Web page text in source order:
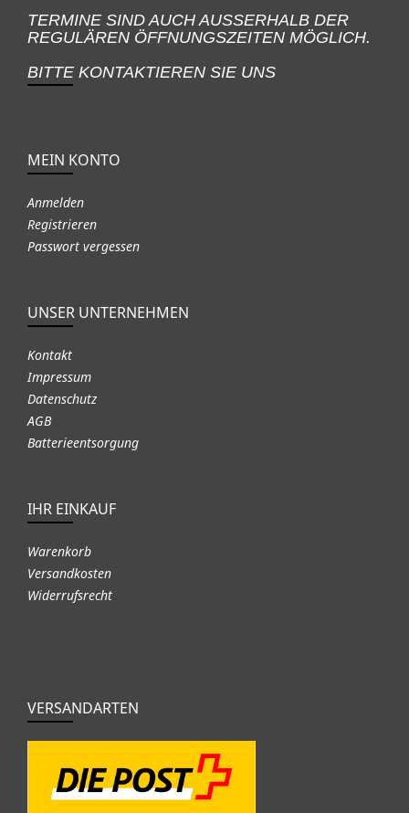
TERMINE SIND AUCH AUSSERHALB DER
REGULÄREN ÖFFNUNGSZEITEN MÖGLICH.
BITTE KONTAKTIEREN SIE UNS
MEIN KONTO
Anmelden
Registrieren
Passwort vergessen
UNSER UNTERNEHMEN
Kontakt
Impressum
Datenschutz
AGB
Batterieentsorgung
IHR EINKAUF
Warenkorb
Versandkosten
Widerrufsrecht
VERSANDARTEN